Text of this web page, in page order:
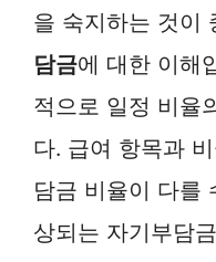
을 숙지하는 것이
담금에 대한 이해
적으로 일정 비율
다. 급여 항목과
담금 비율이 다를
상되는 자기부담